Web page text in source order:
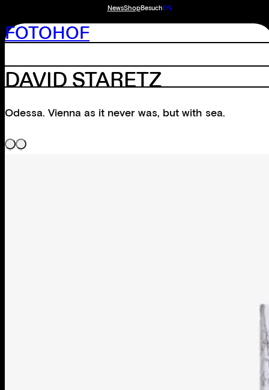
NewsShopBesuchEN
FOTOHOF
DAVID STARETZ
Odessa. Vienna as it never was, but with sea.